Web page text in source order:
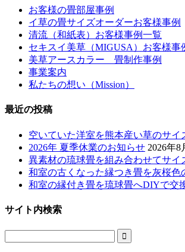
お客様の畳部屋事例
イ草の畳サイズオーダーお客様事例
清流（和紙表）お客様事例一覧
セキスイ美草（MIGUSA）お客様事
美草アースカラー 畳制作事例
事業案内
私たちの想い（Mission）
最近の投稿
空いていた洋室を熊本産い草のサ
2026年 夏季休業のお知らせ 2026年8
異素材の琉球畳を組み合わせてサ
和室の古くなった縁つき畳を灰桜色
和室の縁付き畳を琉球畳へDIYで交
サイト内検索
